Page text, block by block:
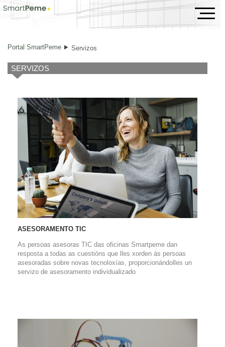
Servizos
Portal SmartPeme Servizos
SERVIZOS
ASESORAMENTO TIC
As persoas asesoras TIC das oficinas Smartpeme dan
resposta a todas as cuestións que lles xorden ás persoas
asesoradas sobre novas tecnoloxías, proporcionándolles un
servizo de asesoramento individualizado